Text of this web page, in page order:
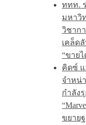
ททท.
มหาวิ
วิชาก
เคล็ด
“ขาย
คิดซ์
จำหน่
กำลัง
ขยาย